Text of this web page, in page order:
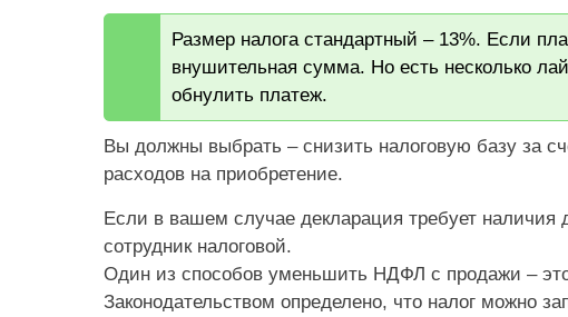
Размер налога стандартный – 13%. Если
внушительная сумма. Но есть несколько
обнулить платеж.
Вы должны выбрать – снизить налоговую базу за
расходов на приобретение.
Если в вашем случае декларация требует
сотрудник налоговой.
Один из способов уменьшить НДФЛ с продажи –
Законодательством определено, что налог можно